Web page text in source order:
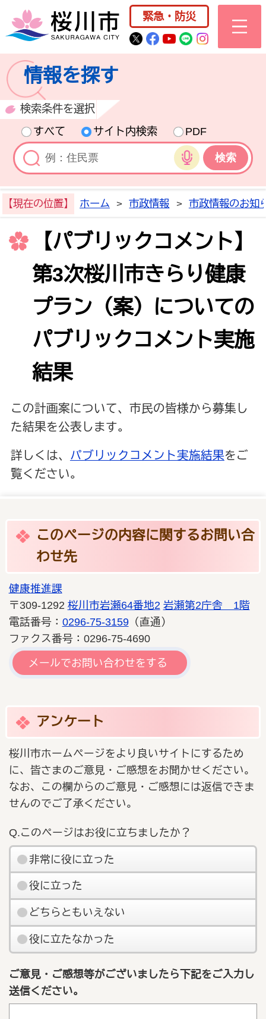
桜川市公式ホー
緊急・防災
桜川市公式Twitter
桜川市公式
桜川市公式
桜川市公式
情報を探す
検索条件を選択
すべて
サイト内検索
PDF
音声検索
【現在の位置】 ホーム > 市政情報 > 市政情報のお知
【パブリックコメント】
第3次桜川市きらり健康
プラン（案）についての
パブリックコメント実施
結果
この計画案について、市民の皆様から募集し
た結果を公表します。
詳しくは、 パブリックコメント実施結果をご
覧ください。
このページの内容に関するお問い合
わせ先
健康推進課
〒309-1292 桜川市岩瀬64番地2 岩瀬第2庁舎 1階
電話番号： 0296-75-3159（直通）
ファクス番号：0296-75-4690
メールでお問い合わせをする
アンケート
桜川市ホームページをより良いサイトにするため
に、皆さまのご意見・ご感想をお聞かせください。
なお、この欄からのご意見・ご感想には返信できま
せんのでご了承ください。
Q.このページはお役に立ちましたか？
非常に役に立った
役に立った
どちらともいえない
役に立たなかった
ご意見・ご感想等がございましたら下記をご入力し
送信ください。